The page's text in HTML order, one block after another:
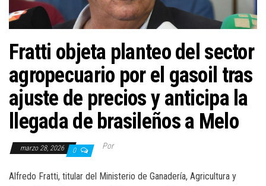
Fratti objeta planteo del sector
agropecuario por el gasoil tras
ajuste de precios y anticipa la
llegada de brasileños a Melo
marzo 28, 2026 0 Por
Alfredo Fratti, titular del Ministerio de Ganadería, Agricultura y